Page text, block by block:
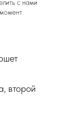
второй
с нами